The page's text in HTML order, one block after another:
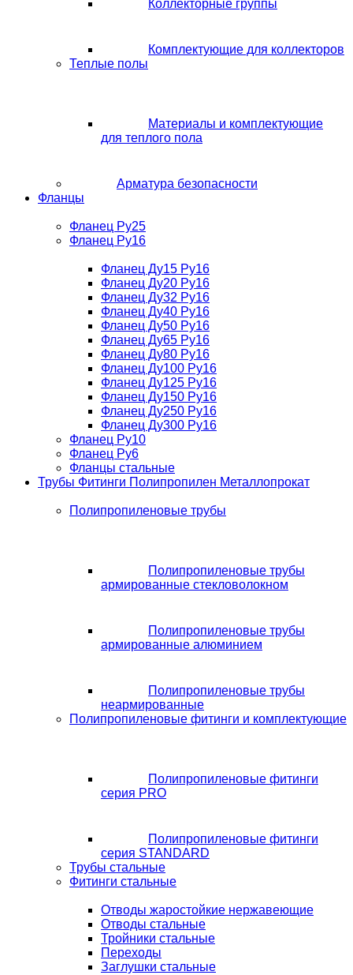
Коллекторные группы
Комплектующие для коллекторов
Теплые полы
Материалы и комплектующие
для теплого пола
Арматура безопасности
Фланцы
Фланец Ру25
Фланец Ру16
Фланец Ду15 Ру16
Фланец Ду20 Ру16
Фланец Ду32 Ру16
Фланец Ду40 Ру16
Фланец Ду50 Ру16
Фланец Ду65 Ру16
Фланец Ду80 Ру16
Фланец Ду100 Ру16
Фланец Ду125 Ру16
Фланец Ду150 Ру16
Фланец Ду250 Ру16
Фланец Ду300 Ру16
Фланец Ру10
Фланец Ру6
Фланцы стальные
Трубы Фитинги Полипропилен Металлопрокат
Полипропиленовые трубы
Полипропиленовые трубы
армированные стекловолокном
Полипропиленовые трубы
армированные алюминием
Полипропиленовые трубы
неармированные
Полипропиленовые фитинги и комплектующие
Полипропиленовые фитинги
серия PRO
Полипропиленовые фитинги
серия STANDARD
Трубы стальные
Фитинги стальные
Отводы жаростойкие нержавеющие
Отводы стальные
Тройники стальные
Переходы
Заглушки стальные